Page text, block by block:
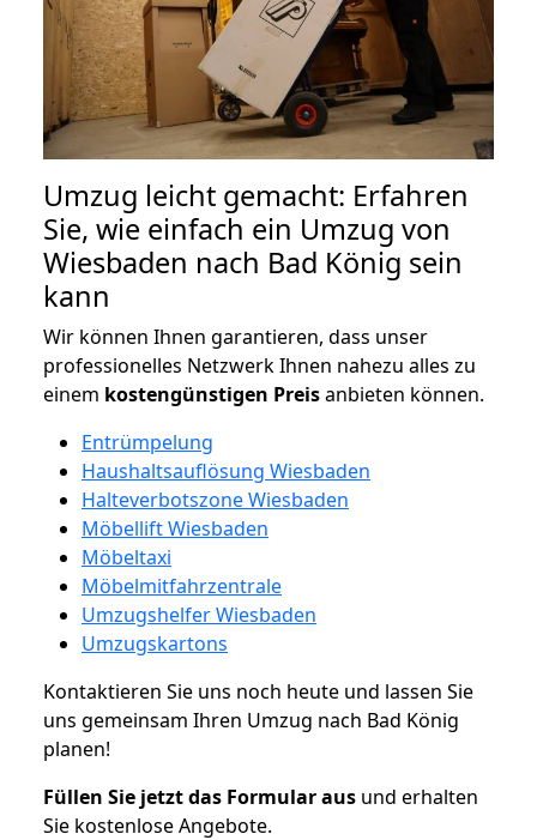
Umzug leicht gemacht: Erfahren
Sie, wie einfach ein Umzug von
Wiesbaden nach Bad König sein
kann
Wir können Ihnen garantieren, dass unser
professionelles Netzwerk Ihnen nahezu alles zu
einem kostengünstigen Preisanbieten können.
Entrümpelung
Haushaltsauflösung Wiesbaden
Halteverbotszone Wiesbaden
Möbellift Wiesbaden
Möbeltaxi
Möbelmitfahrzentrale
Umzugshelfer Wiesbaden
Umzugskartons
Kontaktieren Sie uns noch heute und lassen Sie
uns gemeinsam Ihren Umzug nach Bad König
planen!
Füllen Sie jetzt das Formular aus und erhalten
Sie kostenlose Angebote.